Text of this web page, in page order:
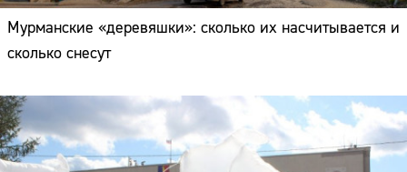
Мурманские «деревяшки»: сколько их насчитывается и
сколько снесут